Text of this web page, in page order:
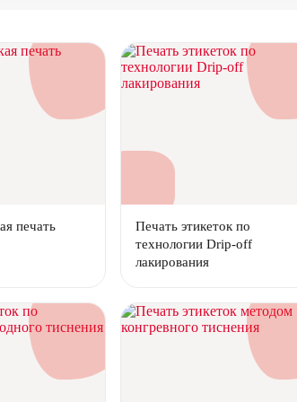
печать
Печать этикеток по
технологии Drip-off
лакирования